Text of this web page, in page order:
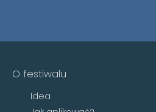
O festiwalu
Idea